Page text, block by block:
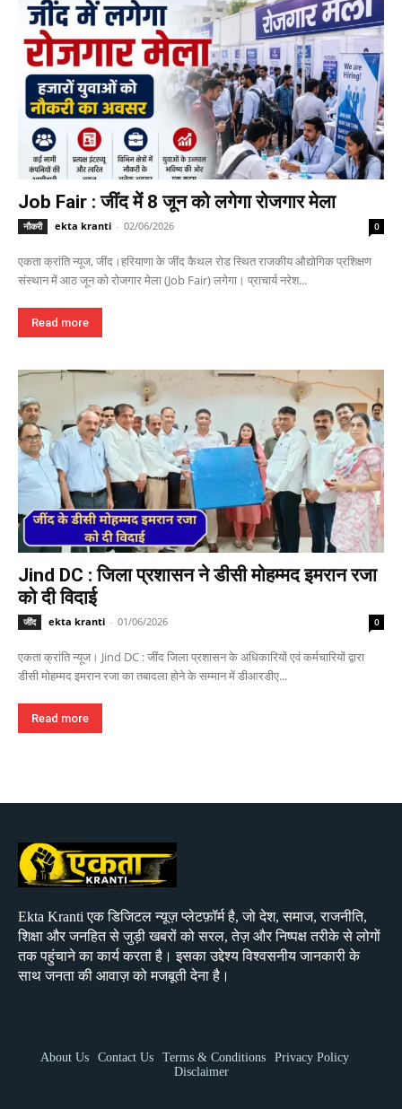
Job Fair : जींद में 8 जून को लगेगा रोजगार मेला
नौकरी ekta kranti - 02/06/2026 0
एकता क्रांति न्यूज, जींद।हरियाणा के जींद कैथल रोड स्थित राजकीय औद्योगिक प्रशिक्षण
संस्थान में आठ जून को रोजगार मेला (Job Fair) लगेगा। प्राचार्य नरेश...
Read more
Jind DC : जिला प्रशासन ने डीसी मोहम्मद इमरान रजा
को दी विदाई
जींद ekta kranti - 01/06/2026 0
एकता क्रांति न्यूज। Jind DC : जींद जिला प्रशासन के अधिकारियों एवं कर्मचारियों द्वारा
डीसी मोहम्मद इमरान रजा का तबादला होने के सम्मान में डीआरडीए...
Read more
Ekta Kranti एक डिजिटल न्यूज़ प्लेटफ़ॉर्म है, जो देश, समाज, राजनीति,
शिक्षा और जनहित से जुड़ी खबरों को सरल, तेज़ और निष्पक्ष तरीके से लोगों
तक पहुंचाने का कार्य करता है। इसका उद्देश्य विश्वसनीय जानकारी के
साथ जनता की आवाज़ को मजबूती देना है।
About Us Contact Us Terms & Conditions
Privacy Policy
Disclaimer